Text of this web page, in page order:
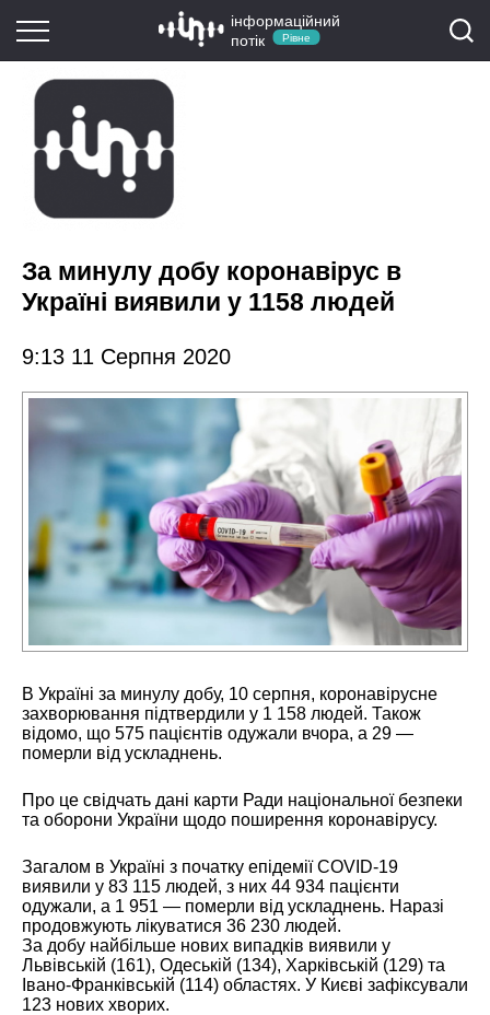
інформаційний
потік
Рівне
За минулу добу коронавірус в
Україні виявили у 1158 людей
9:13 11 Серпня 2020
В Україні за минулу добу, 10 серпня, коронавірусне
захворювання підтвердили у 1 158 людей. Також
відомо, що 575 пацієнтів одужали вчора, а 29 —
померли від ускладнень.
Про це свідчать дані карти Ради національної безпеки
та оборони України щодо поширення коронавірусу.
Загалом в Україні з початку епідемії COVID-19
виявили у 83 115 людей, з них 44 934 пацієнти
одужали, а 1 951 — померли від ускладнень. Наразі
продовжують лікуватися 36 230 людей.
За добу найбільше нових випадків виявили у
Львівській (161), Одеській (134), Харківській (129) та
Івано-Франківській (114) областях. У Києві зафіксували
123 нових хворих.